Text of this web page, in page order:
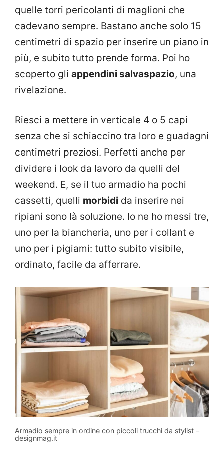
quelle torri pericolanti di maglioni che
cadevano sempre. Bastano anche solo 15
centimetri di spazio per inserire un piano in
più, e subito tutto prende forma. Poi ho
scoperto gli appendini salvaspazio, una
rivelazione.
Riesci a mettere in verticale 4 o 5 capi
senza che si schiaccino tra loro e guadagni
centimetri preziosi. Perfetti anche per
dividere i look da lavoro da quelli del
weekend. E, se il tuo armadio ha pochi
cassetti, quelli morbidi da inserire nei
ripiani sono là soluzione. Io ne ho messi tre,
uno per la biancheria, uno per i collant e
uno per i pigiami: tutto subito visibile,
ordinato, facile da afferrare.
Armadio sempre in ordine con piccoli trucchi da stylist –
designmag.it